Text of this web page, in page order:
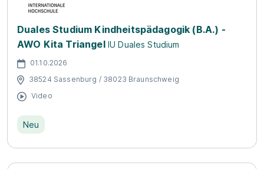
Duales Studium Kindheitspädagogik (B.A.) -
AWO Kita Triangel IU Duales Studium
01.10.2026
38524 Sassenburg / 38023 Braunschweig
Video
Neu